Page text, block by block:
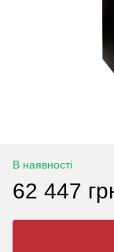
В наявності
62 447